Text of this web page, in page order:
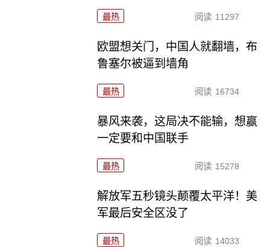
最热 阅读 11297
欧盟想关门，中国人就翻墙，布
鲁塞尔被逼到墙角
最热 阅读 16734
暴风来袭，这局决不能输，想赢
一定要和中国联手
最热 阅读 15278
解放军五秒镜头颠覆太平洋！美
军最后安全区没了
最热 阅读 14033